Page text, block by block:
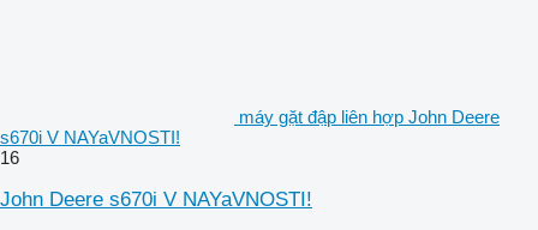
máy gặt đập liên hợp John Deere
s670i V NAYaVNOSTI!
16
John Deere s670i V NAYaVNOSTI!